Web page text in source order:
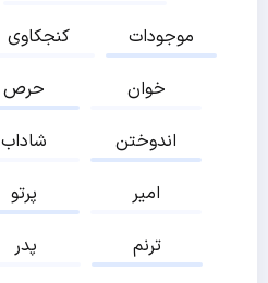
کنجکاوی
موجودات
حرص
خوان
شاداب
اندوختن
پرتو
امیر
پدر
ترنم